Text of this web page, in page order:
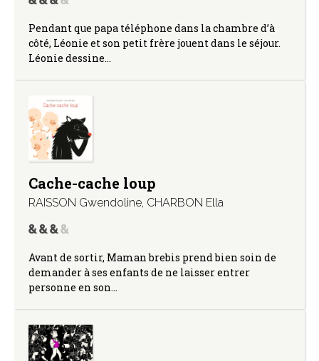
Pendant que papa téléphone dans la chambre d’à
côté, Léonie et son petit frère jouent dans le séjour.
Léonie dessine…
Cache-cache loup
RAISSON Gwendoline, CHARBON Ella
Avant de sortir, Maman brebis prend bien soin de
demander à ses enfants de ne laisser entrer
personne en son…